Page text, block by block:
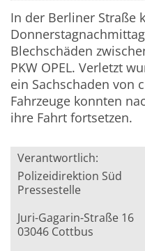
In der Berliner Straße
Blechschäden
PKW OPEL. Verletzt
ein Sachschaden von
Fahrzeuge konnten
ihre Fahrt fortsetzen.
Verantwortlich:
Polizeidirektion Süd
Pressestelle
Juri-Gagarin-Straße 16
03046 Cottbus